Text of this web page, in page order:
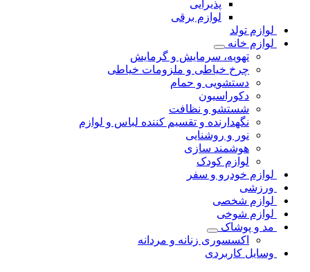
پذیرایی
لوازم برقی
لوازم تولد
لوازم خانه
تهویه، سرمایش و گرمایش
چرخ خیاطی و ملزومات خیاطی
دستشویی و حمام
دکوراسیون
شستشو و نظافت
نگهدارنده و تقسیم کننده لباس و لوازم
نور و روشنایی
هوشمند سازی
لوازم کودک
لوازم خودرو و سفر
ورزشی
لوازم شخصی
لوازم شوخی
مد و پوشاک
اکسسوری زنانه و مردانه
وسایل کاربردی